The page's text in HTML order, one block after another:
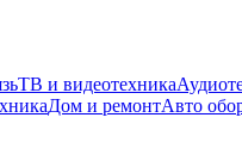
ТВ и видеотехника
Дом и ремонтАвто